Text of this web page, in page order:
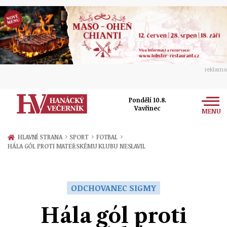
reklama
Pondělí 10.8.
Vavřinec
MENU
Zprávy
Ekonomika
HLAVNÍ STRANA › SPORT › FOTBAL ›
HÁLA GÓL PROTI MATEŘSKÉMU KLUBU NESLAVIL
ODCHOVANEC SIGMY
Hála gól proti